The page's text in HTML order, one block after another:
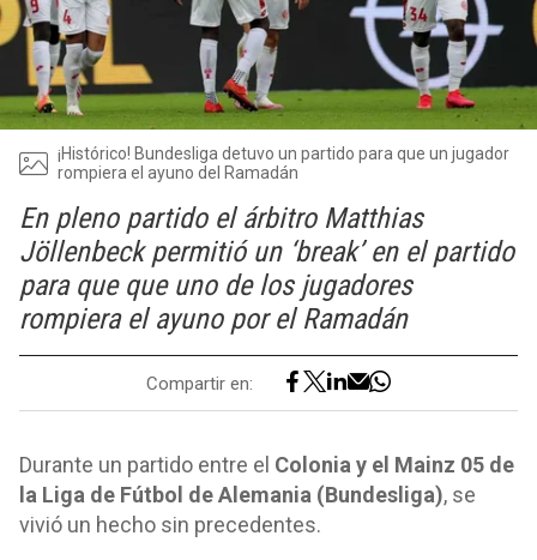
¡Histórico! Bundesliga detuvo un partido para que un jugador
rompiera el ayuno del Ramadán
En pleno partido el árbitro Matthias
Jöllenbeck permitió un ‘break’ en el partido
para que que uno de los jugadores
rompiera el ayuno por el Ramadán
Compartir en:
Durante un partido entre el Colonia y el Mainz 05 de
la Liga de Fútbol de Alemania (Bundesliga), se
vivió un hecho sin precedentes.